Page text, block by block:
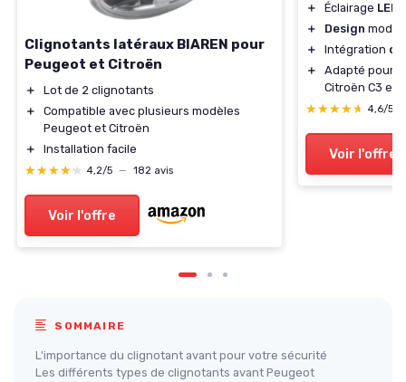
Clignotants latéraux BIAREN pour
Peugeot et Citroën
＋
Lot de 2 clignotants
＋
Compatible avec plusieurs modèles
Peugeot et Citroën
＋
Installation facile
★★★★★
★★★★★ 4,2/5 — 182 avis
Voir l'offre
＋ Éclairage LED
＋
Design
＋
Intégration
＋
Adapté pour
Citroën C3 et
★★★★★
★★★★★ 4,6/5
Voir l'offre
SOMMAIRE
L'importance du clignotant avant pour votre sécurité
Les différents types de clignotants avant Peugeot